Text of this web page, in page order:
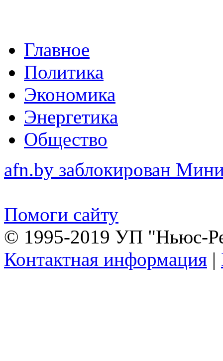
Главное
Политика
Экономика
Энергетика
Общество
afn.by заблокирован
Помоги сайту
© 1995-2019 УП "Ньюс-
Контактная информация |